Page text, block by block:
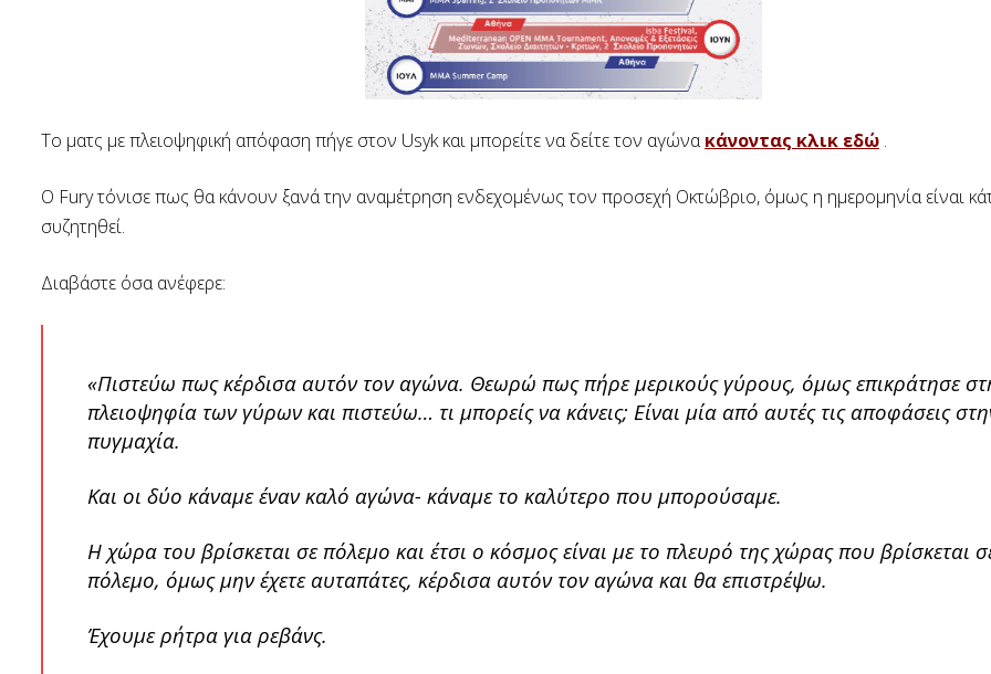
Το ματς με πλειοψηφική απόφαση πήγε στον Usyk και μπορείτε να δείτε τον αγώνακάνοντας κλικ εδώ .
Ο Fury τόνισε πως θα κάνουν ξανά την αναμέτρηση ενδεχομένως τον προσεχή Οκτώβριο, όμως η ημερομηνία είναι
συζητηθεί.
Διαβάστε όσα ανέφερε:
«Πιστεύω πως κέρδισα αυτόν τον αγώνα. Θεωρώ πως πήρε μερικούς γύρους, όμως επικράτησε
πλειοψηφία των γύρων και πιστεύω… τι μπορείς να κάνεις; Είναι μία από αυτές τις αποφάσεις
πυγμαχία.
Και οι δύο κάναμε έναν καλό αγώνα- κάναμε το καλύτερο που μπορούσαμε.
Η χώρα του βρίσκεται σε πόλεμο και έτσι ο κόσμος είναι με το πλευρό της χώρας που βρίσκεται
πόλεμο, όμως μην έχετε αυταπάτες, κέρδισα αυτόν τον αγώνα και θα επιστρέψω.
Έχουμε ρήτρα για ρεβάνς.